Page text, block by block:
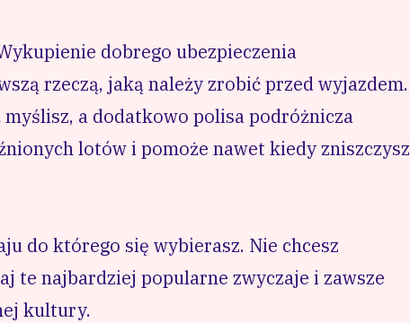
dobrego ubezpieczenia
rzeczą, jaką należy zrobić przed wyjazdem.
a dodatkowo polisa podróżnicza
lotów i pomoże nawet kiedy zniszczysz
do którego się wybierasz. Nie chcesz
te najbardziej popularne zwyczaje i zawsze
kultury.